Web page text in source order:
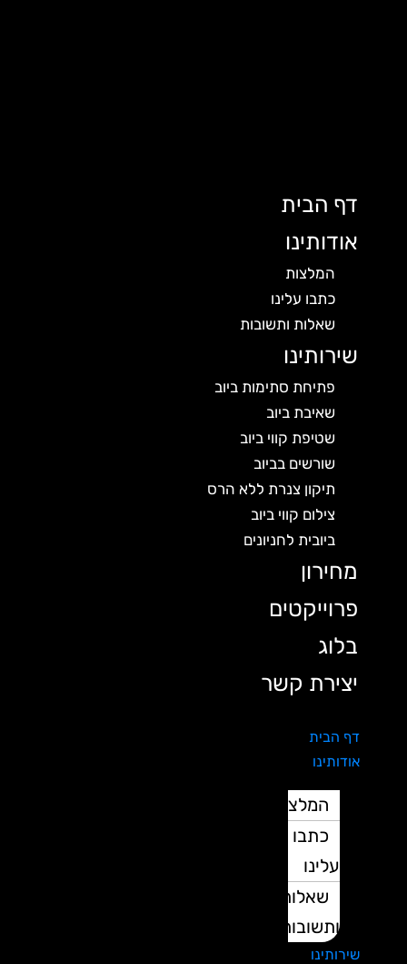
דף הבית
אודותינו
המלצות
כתבו עלינו
שאלות ותשובות
שירותינו
פתיחת סתימות ביוב
שאיבת ביוב
שטיפת קווי ביוב
שורשים בביוב
תיקון צנרת ללא הרס
צילום קווי ביוב
ביובית לחניונים
מחירון
פרוייקטים
בלוג
יצירת קשר
דף הבית
אודותינו
המלצות
כתבו
עלינו
שאלות
ותשובות
שירותינו